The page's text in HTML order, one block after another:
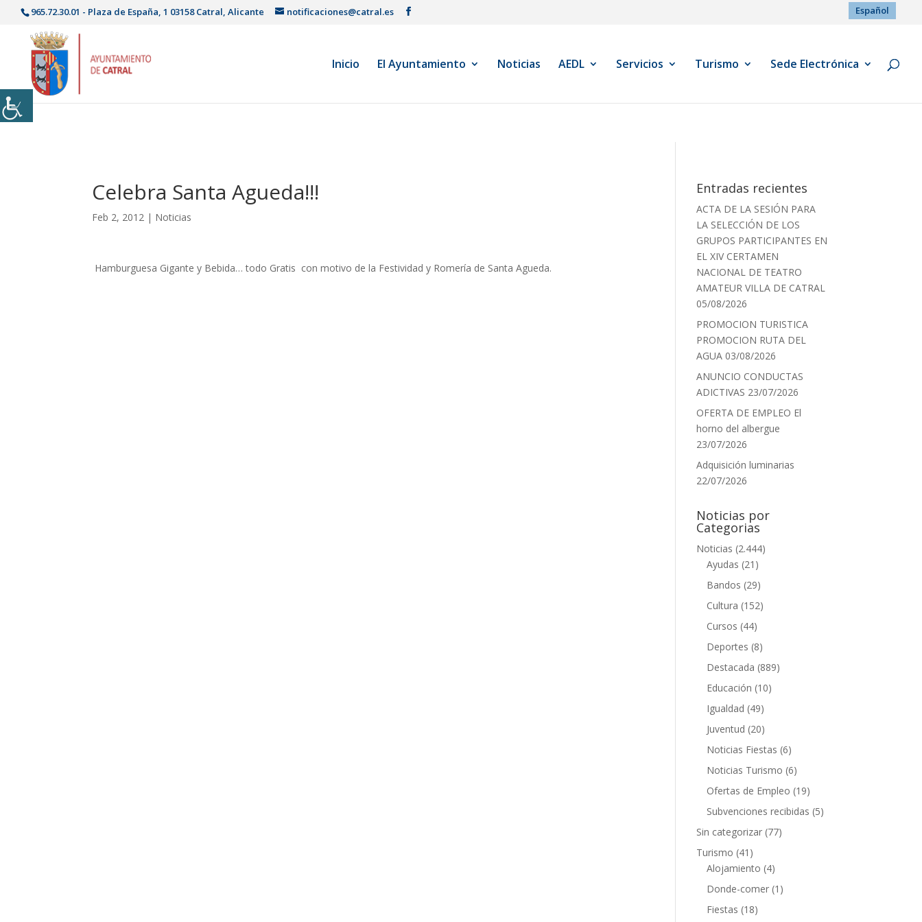
965.72.30.01 - Plaza de España, 1 03158 Catral, Alicante notificaciones@catral.es Español
Inicio El Ayuntamiento Noticias AEDL Servicios Turismo Sede Electrónica
Celebra Santa Agueda!!!
Feb 2, 2012 | Noticias
Hamburguesa Gigante y Bebida… todo Gratis con motivo de la Festividad y Romería de Santa Agueda.
Entradas recientes
ACTA DE LA SESIÓN PARA
LA SELECCIÓN DE LOS
GRUPOS PARTICIPANTES EN
EL XIV CERTAMEN
NACIONAL DE TEATRO
AMATEUR VILLA DE CATRAL
05/08/2026
PROMOCION TURISTICA
PROMOCION RUTA DEL
AGUA 03/08/2026
ANUNCIO CONDUCTAS
ADICTIVAS 23/07/2026
OFERTA DE EMPLEO El
horno del albergue
23/07/2026
Adquisición luminarias
22/07/2026
Noticias por
Categorias
Noticias (2.444)
Ayudas (21)
Bandos (29)
Cultura (152)
Cursos (44)
Deportes (8)
Destacada (889)
Educación (10)
Igualdad (49)
Juventud (20)
Noticias Fiestas (6)
Noticias Turismo (6)
Ofertas de Empleo (19)
Subvenciones recibidas (5)
Sin categorizar (77)
Turismo (41)
Alojamiento (4)
Donde-comer (1)
Fiestas (18)